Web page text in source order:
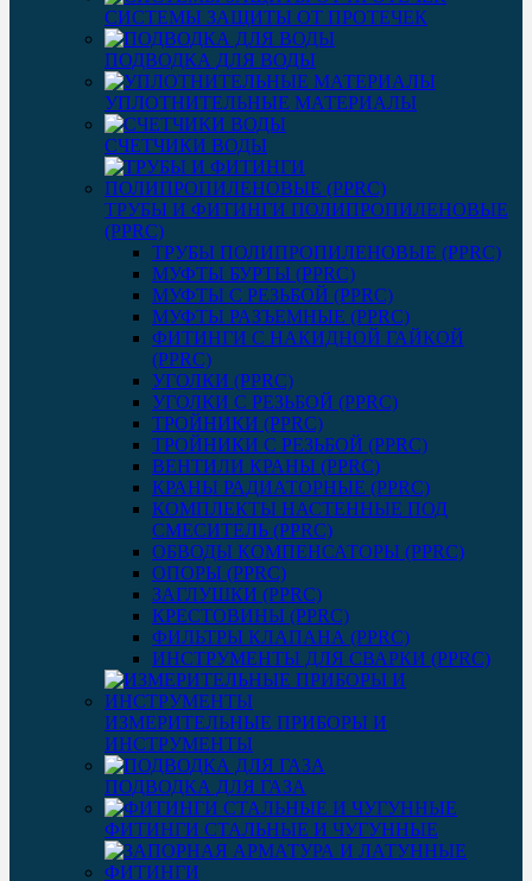
СИСТЕМЫ ЗАЩИТЫ ОТ ПРОТЕЧЕК
ПОДВОДКА ДЛЯ ВОДЫ
УПЛОТНИТЕЛЬНЫЕ МАТЕРИАЛЫ
СЧЕТЧИКИ ВОДЫ
ТРУБЫ И ФИТИНГИ ПОЛИПРОПИЛЕНОВЫЕ
(PPRC)
ТРУБЫ ПОЛИПРОПИЛЕНОВЫЕ (PPRC)
МУФТЫ БУРТЫ (PPRC)
МУФТЫ C РЕЗЬБОЙ (PPRC)
МУФТЫ РАЗЪЕМНЫЕ (PPRC)
ФИТИНГИ С НАКИДНОЙ ГАЙКОЙ
(PPRC)
УГОЛКИ (PPRC)
УГОЛКИ С РЕЗЬБОЙ (PPRC)
ТРОЙНИКИ (PPRC)
ТРОЙНИКИ С РЕЗЬБОЙ (PPRC)
ВЕНТИЛИ КРАНЫ (PPRC)
КРАНЫ РАДИАТОРНЫЕ (PPRC)
КОМПЛЕКТЫ НАСТЕННЫЕ ПОД
СМЕСИТЕЛЬ (PPRC)
ОБВОДЫ КОМПЕНСАТОРЫ (PPRC)
ОПОРЫ (PPRC)
ЗАГЛУШКИ (PPRC)
КРЕСТОВИНЫ (PPRC)
ФИЛЬТРЫ КЛАПАНА (PPRC)
ИНСТРУМЕНТЫ ДЛЯ СВАРКИ (PPRC)
ИЗМЕРИТЕЛЬНЫЕ ПРИБОРЫ И
ИНСТРУМЕНТЫ
ПОДВОДКА ДЛЯ ГАЗА
ФИТИНГИ СТАЛЬНЫЕ И ЧУГУННЫЕ